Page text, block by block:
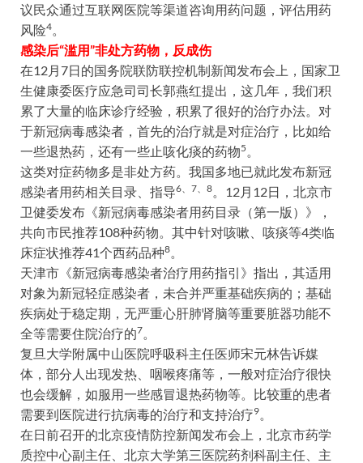
议民众通过互联网医院等渠道咨询用药问题，评估用药
风险4。
感染后“滥用”非处方药物，反成伤
在12月7日的国务院联防联控机制新闻发布会上，国家卫
生健康委医疗应急司司长郭燕红提出，这几年，我们积
累了大量的临床诊疗经验，积累了很好的治疗办法。对
于新冠病毒感染者，首先的治疗就是对症治疗，比如给
一些退热药，还有一些止咳化痰的药物5 。
这类对症药物多是非处方药。我国多地已就此发布新冠
感染者用药相关目录、指导6、7、8。12月12日，北京市
卫健委发布《新冠病毒感染者用药目录（第一版）》，
共向市民推荐108种药物。其中针对咳嗽、咳痰等4类临
床症状推荐41个西药品种8。
天津市《新冠病毒感染者治疗用药指引》指出，其适用
对象为新冠轻症感染者，未合并严重基础疾病的；基础
疾病处于稳定期，无严重心肝肺肾脑等重要脏器功能不
全等需要住院治疗的7。
复旦大学附属中山医院呼吸科主任医师宋元林告诉媒
体，部分人出现发热、咽喉疼痛等，一般对症治疗很快
也会缓解，如服用一些感冒退热药物等。比较重的患者
需要到医院进行抗病毒的治疗和支持治疗9。
在日前召开的北京疫情防控新闻发布会上，北京市药学
质控中心副主任、北京大学第三医院药剂科副主任、主